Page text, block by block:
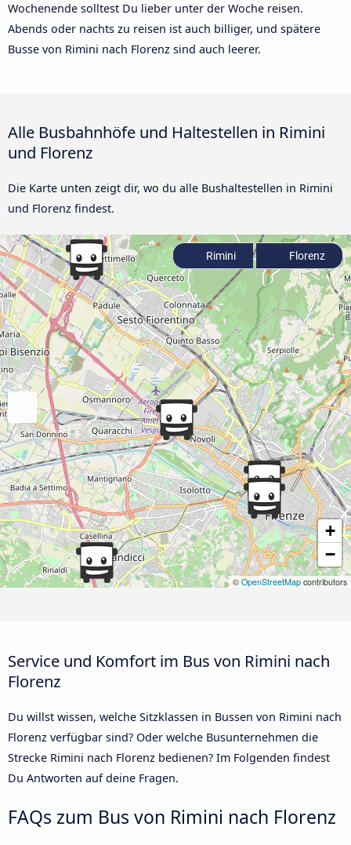
Wochenende solltest Du lieber unter der Woche reisen.
Abends oder nachts zu reisen ist auch billiger, und spätere
Busse von Rimini nach Florenz sind auch leerer.
Alle Busbahnhöfe und Haltestellen in Rimini
und Florenz
Die Karte unten zeigt dir, wo du alle Bushaltestellen in Rimini
und Florenz findest.
+
−
© OpenStreetMap contributors
Rimini Florenz
Service und Komfort im Bus von Rimini nach
Florenz
Du willst wissen, welche Sitzklassen in Bussen von Rimini nach
Florenz verfügbar sind? Oder welche Busunternehmen die
Strecke Rimini nach Florenz bedienen? Im Folgenden findest
Du Antworten auf deine Fragen.
FAQs zum Bus von Rimini nach Florenz